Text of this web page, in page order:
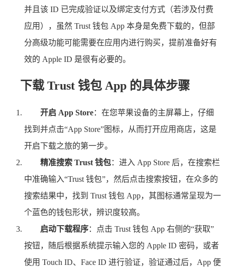
并且该 ID 已完成验证以及绑定支付方式（若涉及付费
应用），虽然 Trust 钱包 App 本身是免费下载的，但部
分高级功能可能需要在应用内进行购买，提前准备好有
效的 Apple ID 是很有必要的。
下载 Trust 钱包 App 的具体步骤
开启 App Store：在您苹果设备的主屏幕上，仔细
找到并点击“App Store”图标，从而打开应用商店，这是
开启下载之旅的第一步。
精准搜索 Trust 钱包：进入 App Store 后，在搜索栏
中准确输入“Trust 钱包”，然后点击搜索按钮，在众多的
搜索结果中，找到 Trust 钱包 App，其图标通常呈现为一
个蓝色的钱包形状，辨识度较高。
启动下载程序：点击 Trust 钱包 App 右侧的“获取”
按钮，随后根据系统提示输入您的 Apple ID 密码，或者
使用 Touch ID、Face ID 进行验证，验证通过后，App 便